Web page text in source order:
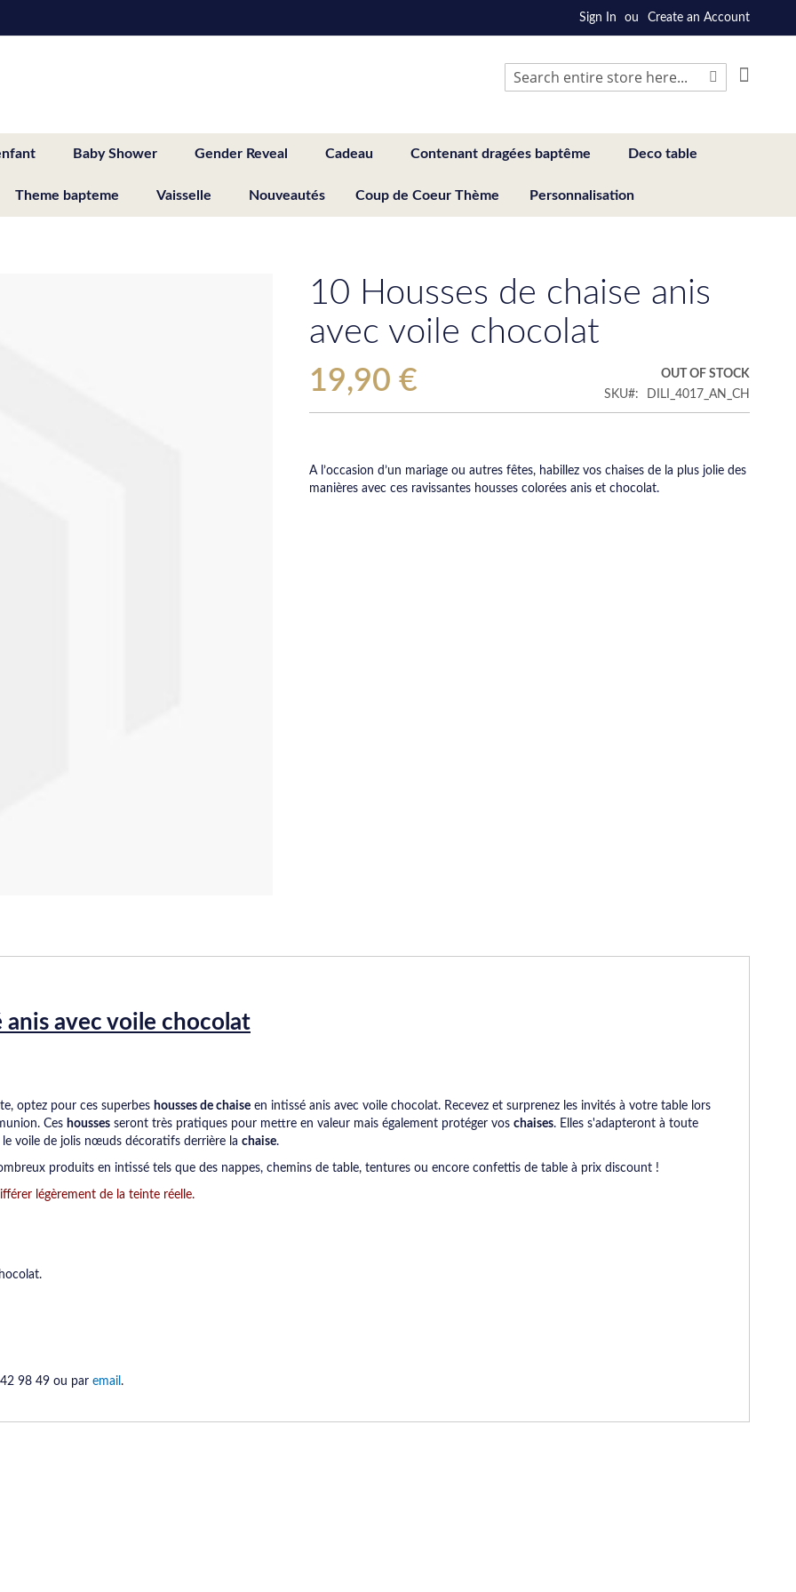
Sign In Create an Account
Search
Baby Shower Gender Reveal Cadeau Contenant dragées baptême Deco table
Theme bapteme Vaisselle Nouveautés Coup de Coeur Thème Personnalisation
10 Housses de chaise anis
avec voile chocolat
19,90 €
OUT OF STOCK
SKU
DILI_4017_AN_CH
A l’occasion d’un mariage ou autres fêtes, habillez vos chaises de la plus jolie des
manières avec ces ravissantes housses colorées anis et chocolat.
anis avec voile chocolat
optez pour ces superbes housses de chaise en intissé anis avec voile chocolat. Recevez et surprenez les invités à votre table lors
Ces housses seront très pratiques pour mettre en valeur mais également protéger vos chaises. Elles s'adapteront à toute
voile de jolis nœuds décoratifs derrière la chaise.
produits en intissé tels que des nappes, chemins de table, tentures ou encore confettis de table à prix discount !
légèrement de la teinte réelle.
98 49 ou par email .